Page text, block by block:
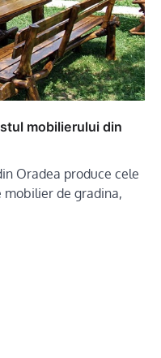
mobilierului din
Oradea produce cele
mobilier de gradina,